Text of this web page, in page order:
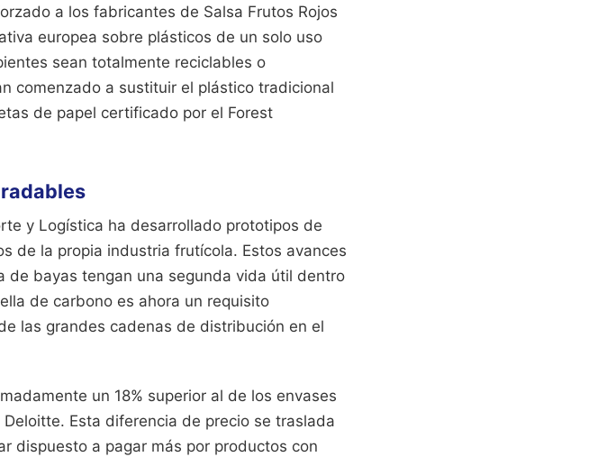
a los fabricantes de Salsa Frutos Rojos
europea sobre plásticos de un solo uso
sean totalmente reciclables o
comenzado a sustituir el plástico tradicional
de papel certificado por el Forest
y Logística ha desarrollado prototipos de
de la propia industria frutícola. Estos avances
de bayas tengan una segunda vida útil dentro
de carbono es ahora un requisito
las grandes cadenas de distribución en el
un 18% superior al de los envases
Esta diferencia de precio se traslada
dispuesto a pagar más por productos con